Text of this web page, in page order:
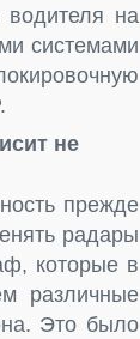
на
системами
не
прежде
радары
которые в
различные
Это было